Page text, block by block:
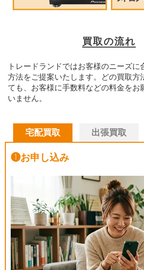
買取の流れ
トレードランドではお客様のニーズに
方法をご提案いたします。
どの買取方
ても、お客様に手数料などの料金をお
いません。
宅配買取 出張買取
❶お申し込み